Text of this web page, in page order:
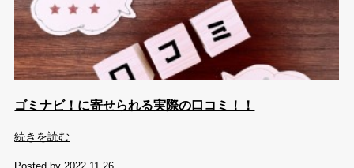
ゴミナビ！に寄せられる実際の口コミ！！
続きを読む